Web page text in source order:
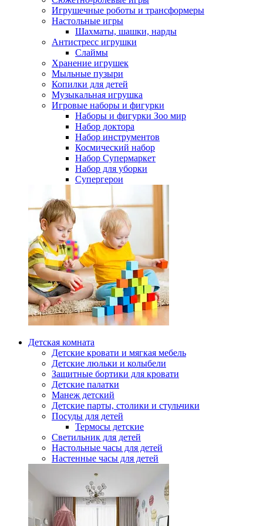
Игрушечные роботы и трансформеры
Настольные игры
Шахматы, шашки, нарды
Антистресс игрушки
Слаймы
Хранение игрушек
Мыльные пузыри
Копилки для детей
Музыкальная игрушка
Игровые наборы и фигурки
Наборы и фигурки Зоо мир
Набор доктора
Набор инструментов
Космический набор
Hабор Супермаркет
Набор для уборки
Супергерои
Детская комната
Детские кровати и мягкая мебель
Детские люльки и колыбели
Защитные бортики для кровати
Детские палатки
Манеж детский
Детские парты, столики и стульчики
Посуды для детей
Термосы детские
Светильник для детей
Настольные часы для детей
Настенные часы для детей